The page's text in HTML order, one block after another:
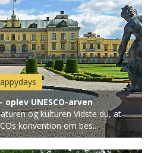
UNESCO-arven
og kulturen Vidste du, at
konvention om bes...